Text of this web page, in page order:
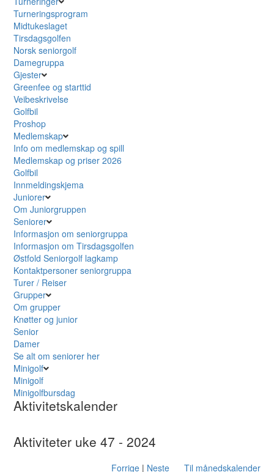
Turneringsprogram
Midtukeslaget
Tirsdagsgolfen
Norsk seniorgolf
Damegruppa
Gjester
Greenfee og starttid
Veibeskrivelse
Golfbil
Proshop
Medlemskap
Info om medlemskap og spill
Medlemskap og priser 2026
Golfbil
Innmeldingskjema
Juniorer
Om Juniorgruppen
Seniorer
Informasjon om seniorgruppa
Informasjon om Tirsdagsgolfen
Østfold Seniorgolf lagkamp
Kontaktpersoner seniorgruppa
Turer / Reiser
Grupper
Om grupper
Knøtter og junior
Senior
Damer
Se alt om seniorer her
Minigolf
Minigolf
Minigolfbursdag
Aktivitetskalender
Aktiviteter uke 47 - 2024
Forrige| Neste Til månedskalender